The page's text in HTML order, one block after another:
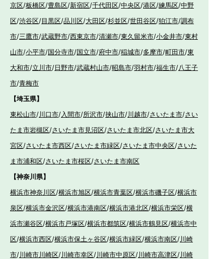
京区/板橋区/豊島区/新宿区/千代田区/中央区/港区/練馬区/中野
区/渋谷区/目黒区/品川区/大田区/杉並区/世田谷区/狛江市/調布
市/三鷹市/武蔵野市/西東京市/清瀬市/東久留米市/小金井市/東村
山市/小平市/国分寺市/国立市/府中市/稲城市/多摩市/町田市/東
大和市/立川市/日野市/武蔵村山市/昭島市/羽村市/福生市/八王子
市/青梅市
【埼玉県】
東松山市/川口市/入間市/所沢市/挟山市/川越市/さいたま市/さい
たま市岩槻区/さいたま市見沼区/さいたま市北区/さいたま市大
宮区/さいたま市西区/さいたま市緑区/さいたま市中央区/さいた
ま市浦和区/さいたま市桜区/さいたま市南区
【神奈川県】
横浜市神奈川区/横浜市旭区/横浜市青葉区/横浜市磯子区/横浜市
泉区/横浜市金沢区/横浜市港南区/横浜市港北区/横浜市栄区/横
浜市瀬谷区/横浜市戸塚区/横浜市都筑区/横浜市鶴見区/横浜市中
区/横浜市西区/横浜市保土ヶ谷区/横浜市緑区/横浜市南区/川崎
市/川崎市川崎区/川崎市幸区/川崎市中原区/川崎市高津区/川崎